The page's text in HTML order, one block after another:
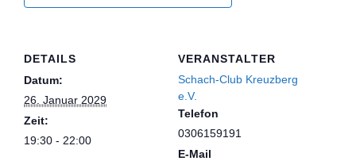
DETAILS
Datum:
26. Januar 2029
Zeit:
19:30 - 22:00
VERANSTALTER
Schach-Club Kreuzberg
e.V.
Telefon
0306159191
E-Mail